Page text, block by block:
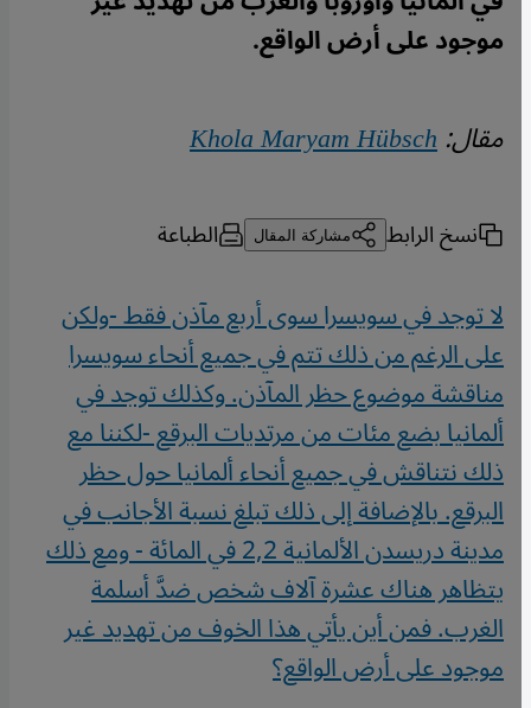
موجود على أرض الواقع.
مقال:Khola Maryam Hübsch
نسخ الرابط مشاركة المقال الطباعة
لا توجد في سويسرا سوى أربع مآذن فقط -ولكن
على الرغم من ذلك تتم في جميع أنحاء سويسرا
مناقشة موضوع حظر المآذن. وكذلك توجد في
ألمانيا بضع مئات من مرتديات البرقع -لكننا مع
ذلك نتناقش في جميع أنحاء ألمانيا حول حظر
البرقع. بالإضافة إلى ذلك تبلغ نسبة الأجانب في
مدينة دريسدن الألمانية 2,2 في المائة - ومع ذلك
يتظاهر هناك عشرة آلاف شخص ضدَّ أسلمة
الغرب. فمن أين يأتي هذا الخوف من تهديد غير
موجود على أرض الواقع؟